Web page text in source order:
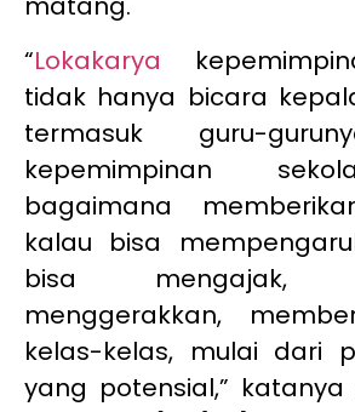
“Lokakarya
tidak hanya bicara
termasuk guru-
kepemimpinan
bagaimana
kalau bisa
bisa mengajak,
menggerakkan,
kelas-kelas, mulai dari
yang potensial,”